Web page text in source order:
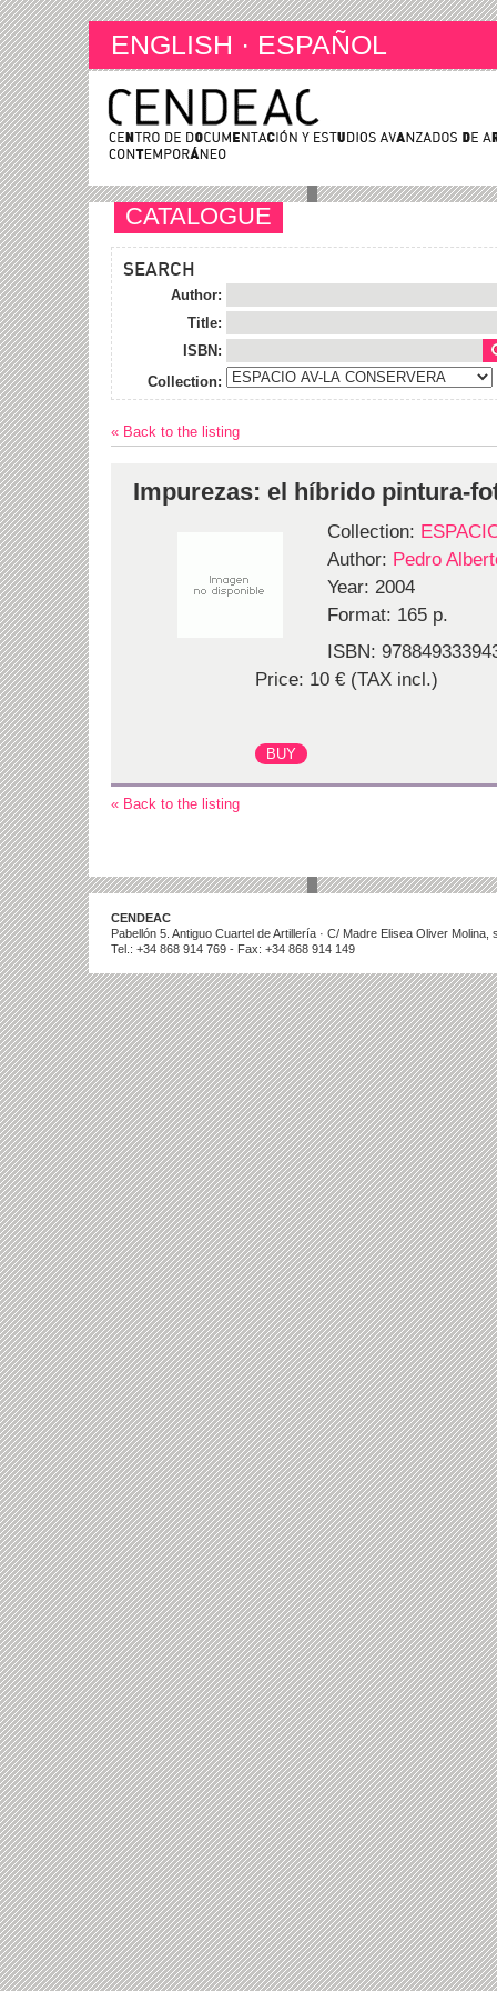
ENGLISH · ESPAÑOL
CATALOGUE
SEARCH
Author:
Title:
ISBN:
Collection:
« Back to the listing
Impurezas: el híbrido pintura-
Collection:
Author: Pedro
Year: 2004
Format: 165 p.
ISBN:
Price: 10 € (TAX incl.)
« Back to the listing
CENDEAC
Pabellón 5. Antiguo Cuartel de Artillería · C/ Madre Elisea Oliver
Tel.: +34 868 914 769 - Fax: +34 868 914 149